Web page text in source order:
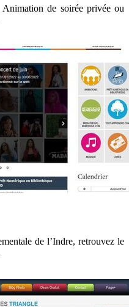
de soirée privée ou
de l’Indre, retrouvez le